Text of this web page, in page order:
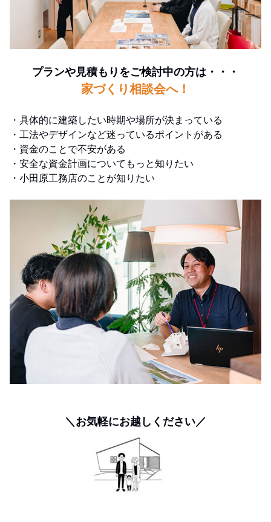
プランや見積もりをご検討中の方は・・・
家づくり相談会へ！
・具体的に建築したい時期や場所が決まっている
・工法やデザインなど迷っているポイントがある
・資金のことで不安がある
・安全な資金計画についてもっと知りたい
・小田原工務店のことが知りたい
＼お気軽にお越しください／